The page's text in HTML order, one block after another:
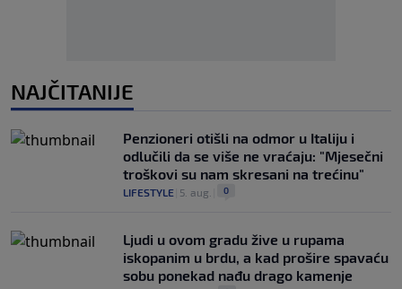
NAJČITANIJE
Penzioneri otišli na odmor u Italiju i
odlučili da se više ne vraćaju: "Mjesečni
troškovi su nam skresani na trećinu"
LIFESTYLE 5. aug. 0
Ljudi u ovom gradu žive u rupama
iskopanim u brdu, a kad prošire spavaću
sobu ponekad nađu drago kamenje